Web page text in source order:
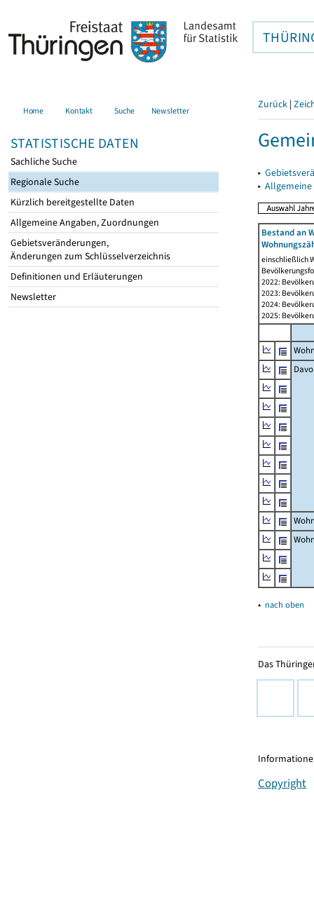
Home Kontakt Suche Newsletter
STATISTISCHE DATEN
Sachliche Suche
Regionale Suche
Kürzlich bereitgestellte Daten
Allgemeine Angaben, Zuordnungen
Gebietsveränderungen,
Änderungen zum Schlüsselverzeichnis
Definitionen und Erläuterungen
Newsletter
Zurück |
▸
▸
Bestand an
einschließlich
2022:
2023:
2024:
2025:
▴ nach oben
Das
Copyright